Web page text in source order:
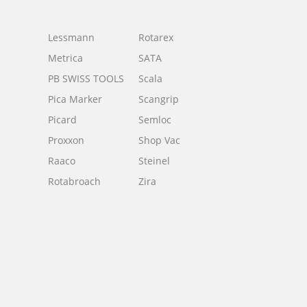
Lessmann
Metrica
PB SWISS TOOLS
Pica Marker
Picard
Proxxon
Raaco
Rotabroach
Rotarex
SATA
Scala
Scangrip
Semloc
Shop Vac
Steinel
Zira